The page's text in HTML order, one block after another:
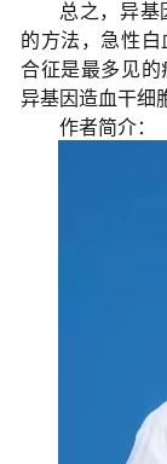
总之，异基
的方法，急性
合征是最多见的
异基因造血干细
作者简介：